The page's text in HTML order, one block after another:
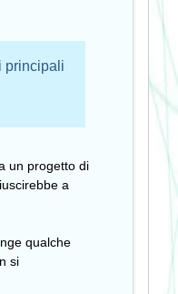
principali
un progetto di
a
qualche
si